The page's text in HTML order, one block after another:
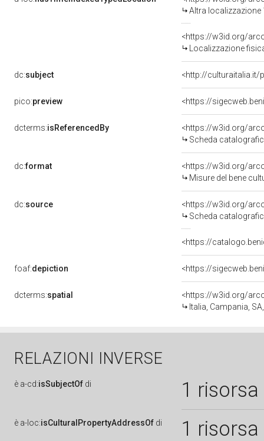
Altra localizzazione
<https://w3id.org/
Localizzazione
dc:subject <http://culturaitalia.it/
pico:preview <https://
dcterms:isReferencedBy
<https://w3id.org/
Scheda
dc:format
<https://w3id.org/
Misure del bene
dc:source
<https://w3id.org/
Scheda
<https://
foaf:depiction <https://
dcterms:spatial
<https://w3id.org/
Italia, Campania,
RELAZIONI INVERSE
è a-cd:isSubjectOf di 1 risorsa
è a-loc:isCulturalPropertyAddressOf di 1 risorsa